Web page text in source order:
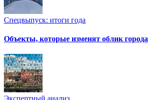
Спецвыпуск: итоги года
Объекты, которые изменят облик города
Экспертный анализ